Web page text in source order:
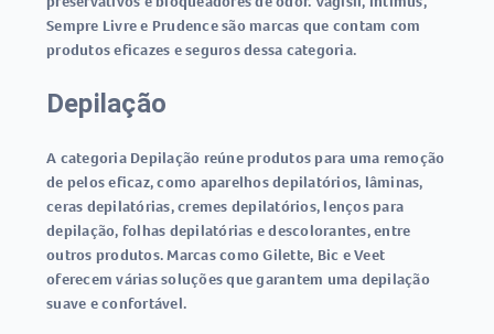
Sempre Livre e Prudence são marcas que contam com
produtos eficazes e seguros dessa categoria.
Depilação
A categoria Depilação reúne produtos para uma remoção
de pelos eficaz, como aparelhos depilatórios, lâminas,
ceras depilatórias, cremes depilatórios, lenços para
depilação, folhas depilatórias e descolorantes, entre
outros produtos. Marcas como Gilette, Bic e Veet
oferecem várias soluções que garantem uma depilação
suave e confortável.